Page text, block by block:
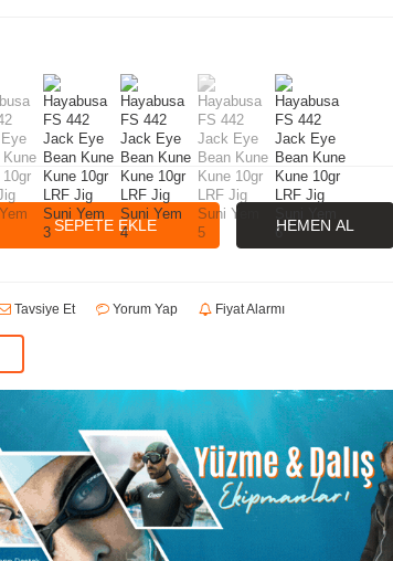
SEPETE EKLE HEMEN AL
Tavsiye Et Yorum Yap Fiyat Alarmı